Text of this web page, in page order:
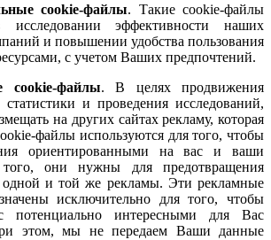
cookie-файлы. Такие cookie-файлы
эффективности наших
и повышении удобства пользования
с учетом Ваших предпочтений.
cookie-файлы. В целях продвижения
статистики и проведения исследований,
на других сайтах рекламу, которая
файлы используются для того, чтобы
ориентированными на вас и ваши
они нужны для предотвращения
одной и той же рекламы. Эти рекламные
исключительно для того, чтобы
потенциально интересными для Вас
этом, мы не передаем Ваши данные